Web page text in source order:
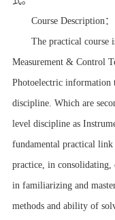
Course Description ：
The practical course
Measurement & Control
Photoelectric information
discipline. Which are
level discipline as
fundamental practical
practice, in consolidating,
in familiarizing and
methods and ability of